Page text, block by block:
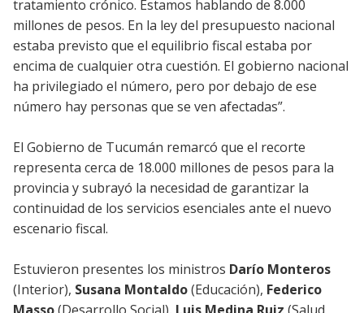
tratamiento crónico. Estamos hablando de 8.000
millones de pesos. En la ley del presupuesto nacional
estaba previsto que el equilibrio fiscal estaba por
encima de cualquier otra cuestión. El gobierno nacional
ha privilegiado el número, pero por debajo de ese
número hay personas que se ven afectadas”.
El Gobierno de Tucumán remarcó que el recorte
representa cerca de 18.000 millones de pesos para la
provincia y subrayó la necesidad de garantizar la
continuidad de los servicios esenciales ante el nuevo
escenario fiscal.
Estuvieron presentes los ministros Darío Monteros
(Interior), Susana Montaldo(Educación), Federico
Masso(Desarrollo Social), Luis Medina Ruiz (Salud